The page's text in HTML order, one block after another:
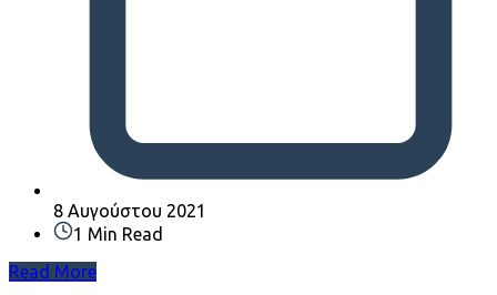
8 Αυγούστου 2021
1 Min Read
Read More